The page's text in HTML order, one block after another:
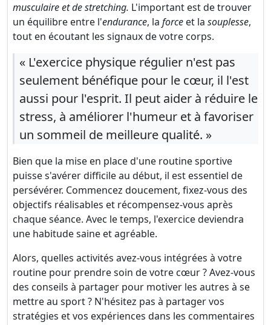
musculaire et de stretching. L'important est de trouver
un équilibre entre l'endurance, la force et la souplesse,
tout en écoutant les signaux de votre corps.
« L'exercice physique régulier n'est pas
seulement bénéfique pour le cœur, il l'est
aussi pour l'esprit. Il peut aider à réduire le
stress, à améliorer l'humeur et à favoriser
un sommeil de meilleure qualité. »
Bien que la mise en place d'une routine sportive
puisse s'avérer difficile au début, il est essentiel de
persévérer. Commencez doucement, fixez-vous des
objectifs réalisables et récompensez-vous après
chaque séance. Avec le temps, l'exercice deviendra
une habitude saine et agréable.
Alors, quelles activités avez-vous intégrées à votre
routine pour prendre soin de votre cœur ? Avez-vous
des conseils à partager pour motiver les autres à se
mettre au sport ? N'hésitez pas à partager vos
stratégies et vos expériences dans les commentaires